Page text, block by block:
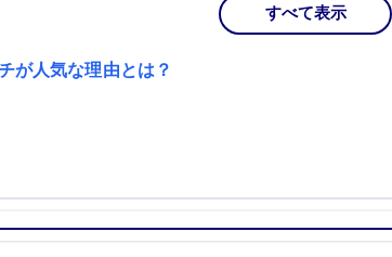
すべて表示
が人気な理由とは？